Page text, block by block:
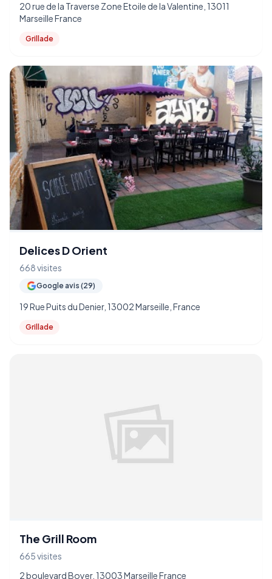
20 rue de la Traverse Zone Etoile de la Valentine, 13011
Marseille France
Grillade
Delices D Orient
668 visites
Google avis (29)
19 Rue Puits du Denier, 13002 Marseille, France
Grillade
The Grill Room
665 visites
2 boulevard Boyer, 13003 Marseille France